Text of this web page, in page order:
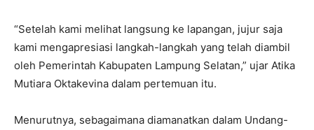
“Setelah kami melihat langsung ke lapangan, jujur saja
kami mengapresiasi langkah-langkah yang telah diambil
oleh Pemerintah Kabupaten Lampung Selatan,” ujar Atika
Mutiara Oktakevina dalam pertemuan itu.
Menurutnya, sebagaimana diamanatkan dalam Undang-